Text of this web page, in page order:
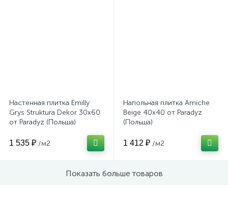
Настенная плитка Emilly
Grys Struktura Dekor 30x60
от Paradyz (Польша)
1 535 ₽ /м2
Напольная плитка Amiche
Beige 40x40 от Paradyz
(Польша)
1 412 ₽ /м2
Показать больше товаров